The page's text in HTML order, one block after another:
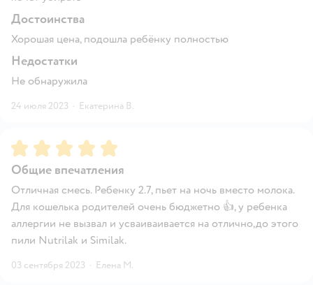
Достоинства
Хорошая цена, подошла ребёнку полностью
Недостатки
Не обнаружила
24 июля 2023 · Екатерина В.
Рейтинг:5
Общие впечатления
Отличная смесь. Ребенку 2.7, пьет на ночь вместо молока.
Для кошелька родителей очень бюджетно 👍, у ребенка
аллергии не вызвал и усваиваивается на отлично,до этого
пили Nutrilak и Similak.
03 сентября 2023 · Елена М.